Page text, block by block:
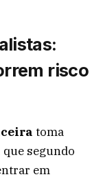
risco
toma
que segundo
em